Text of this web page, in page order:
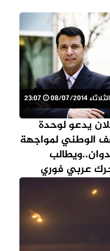
الثلاثاء 08/07/2014 23:07
يدعو لوحدة
الوطني لمواجهة
عربي فوري